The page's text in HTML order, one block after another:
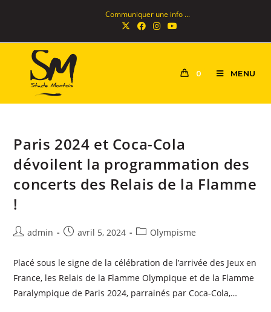
Communiquer une info ...
0 MENU
Paris 2024 et Coca-Cola
dévoilent la programmation des
concerts des Relais de la Flamme
!
admin avril 5, 2024 Olympisme
Placé sous le signe de la célébration de l’arrivée des Jeux en
France, les Relais de la Flamme Olympique et de la Flamme
Paralympique de Paris 2024, parrainés par Coca-Cola,…